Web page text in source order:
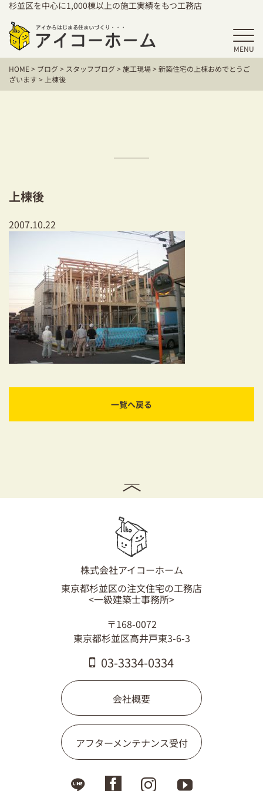
杉並区を中心に1,000棟以上の施工実績をもつ工務店
MENU
HOME
保証／アフターサポート
建て替えをお考えの方
耐震対策も安心の家づくり
リフォーム・リノベーションをお考えの方
必見！土地からお探しの方へ
資金計画についてのご相談
ショールーム
お知らせ
03-3334-0334
HOME> ブログ> スタッフブログ>施工現場>新築住宅の上棟おめでとうご
ざいます > 上棟後
上棟後
2007.10.22
一覧へ戻る
株式会社アイコーホーム
東京都杉並区の注文住宅の工務店
<一級建築士事務所>
〒168-0072
東京都杉並区高井戸東3-6-3
03-3334-0334
会社概要
アフターメンテナンス受付